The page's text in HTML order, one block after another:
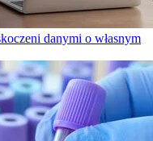
danymi o własnym